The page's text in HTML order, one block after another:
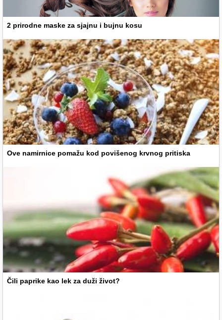
2 prirodne maske za sjajnu i bujnu kosu
Ove namirnice pomažu kod povišenog krvnog pritiska
Čili paprike kao lek za duži život?